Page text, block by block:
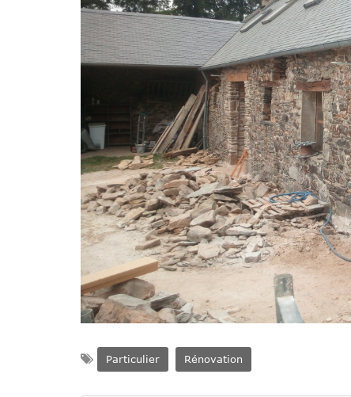
Particulier Rénovation